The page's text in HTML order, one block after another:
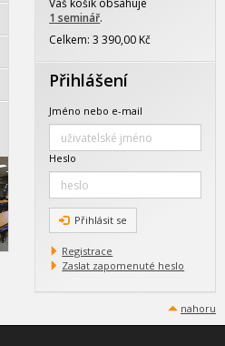
Váš košík obsahuje
1 seminář.
Celkem: 3 390,00 Kč
Přihlášení
Jméno nebo e-mail
Heslo
Přihlásit se
Registrace
Zaslat zapomenuté heslo
nahoru